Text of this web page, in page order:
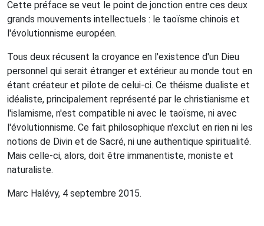
Cette préface se veut le point de jonction entre ces deux
grands mouvements intellectuels : le taoïsme chinois et
l'évolutionnisme européen.
Tous deux récusent la croyance en l'existence d'un Dieu
personnel qui serait étranger et extérieur au monde tout en
étant créateur et pilote de celui-ci. Ce théisme dualiste et
idéaliste, principalement représenté par le christianisme et
l'islamisme, n'est compatible ni avec le taoïsme, ni avec
l'évolutionnisme. Ce fait philosophique n'exclut en rien ni les
notions de Divin et de Sacré, ni une authentique spiritualité.
Mais celle-ci, alors, doit être immanentiste, moniste et
naturaliste.
Marc Halévy, 4 septembre 2015.